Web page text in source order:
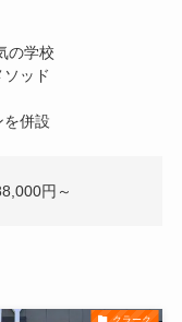
の学校
ッド
を併設
円～
クラーク